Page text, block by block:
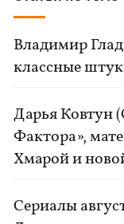
Владимир
классные
Дарья Ковтун
Фактора»,
Хмарой и
Сериалы